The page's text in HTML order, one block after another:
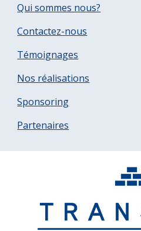
Qui sommes nous?
Contactez-nous
Témoignages
Nos réalisations
Sponsoring
Partenaires